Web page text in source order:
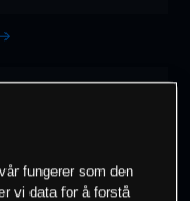
fungerer som den
vi data for å forstå